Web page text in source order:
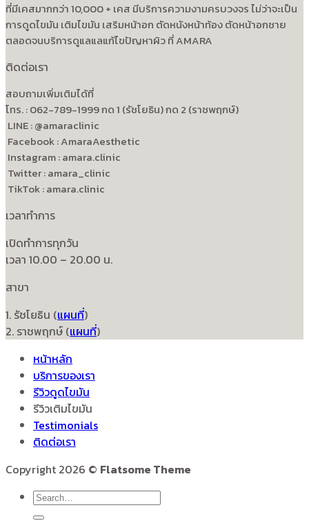
ที่มีเคสมากกว่า 10,000 + เคส มีบริการความงามครบวงจร ไม่ว่าจะเป็น
การดูดไขมัน เติมไขมัน เสริมหน้าอก ตัดหนังหน้าท้อง ตัดหน้าอกชาย
ตลอดจนบริการดูแลแลแก้ไขปัญหาผิว ที่ AMARA
ติดต่อเรา
สอบถามเพิ่มเติมได้ที่
โทร. : 062-789-1999 กด 1 (รัชโยธิน) กด 2 (ราชพฤกษ์)
LINE : @amaraclinic
Facebook : AmaraAesthetic
Instagram : amara.clinic
Twitter : amara_clinic
TikTok : amara.clinic
เวลาทำการ
เปิดทำการทุกวัน
เวลา 10.00 – 20.00 น.
สาขา
1. รัชโยธิน (แผนที่)
2. ราชพฤกษ์ (แผนที่)
หน้าหลัก
บริการของเรา
รีวิวดูดไขมัน
รีวิวเติมไขมัน
Testimonials
ติดต่อเรา
Copyright 2026 © Flatsome Theme